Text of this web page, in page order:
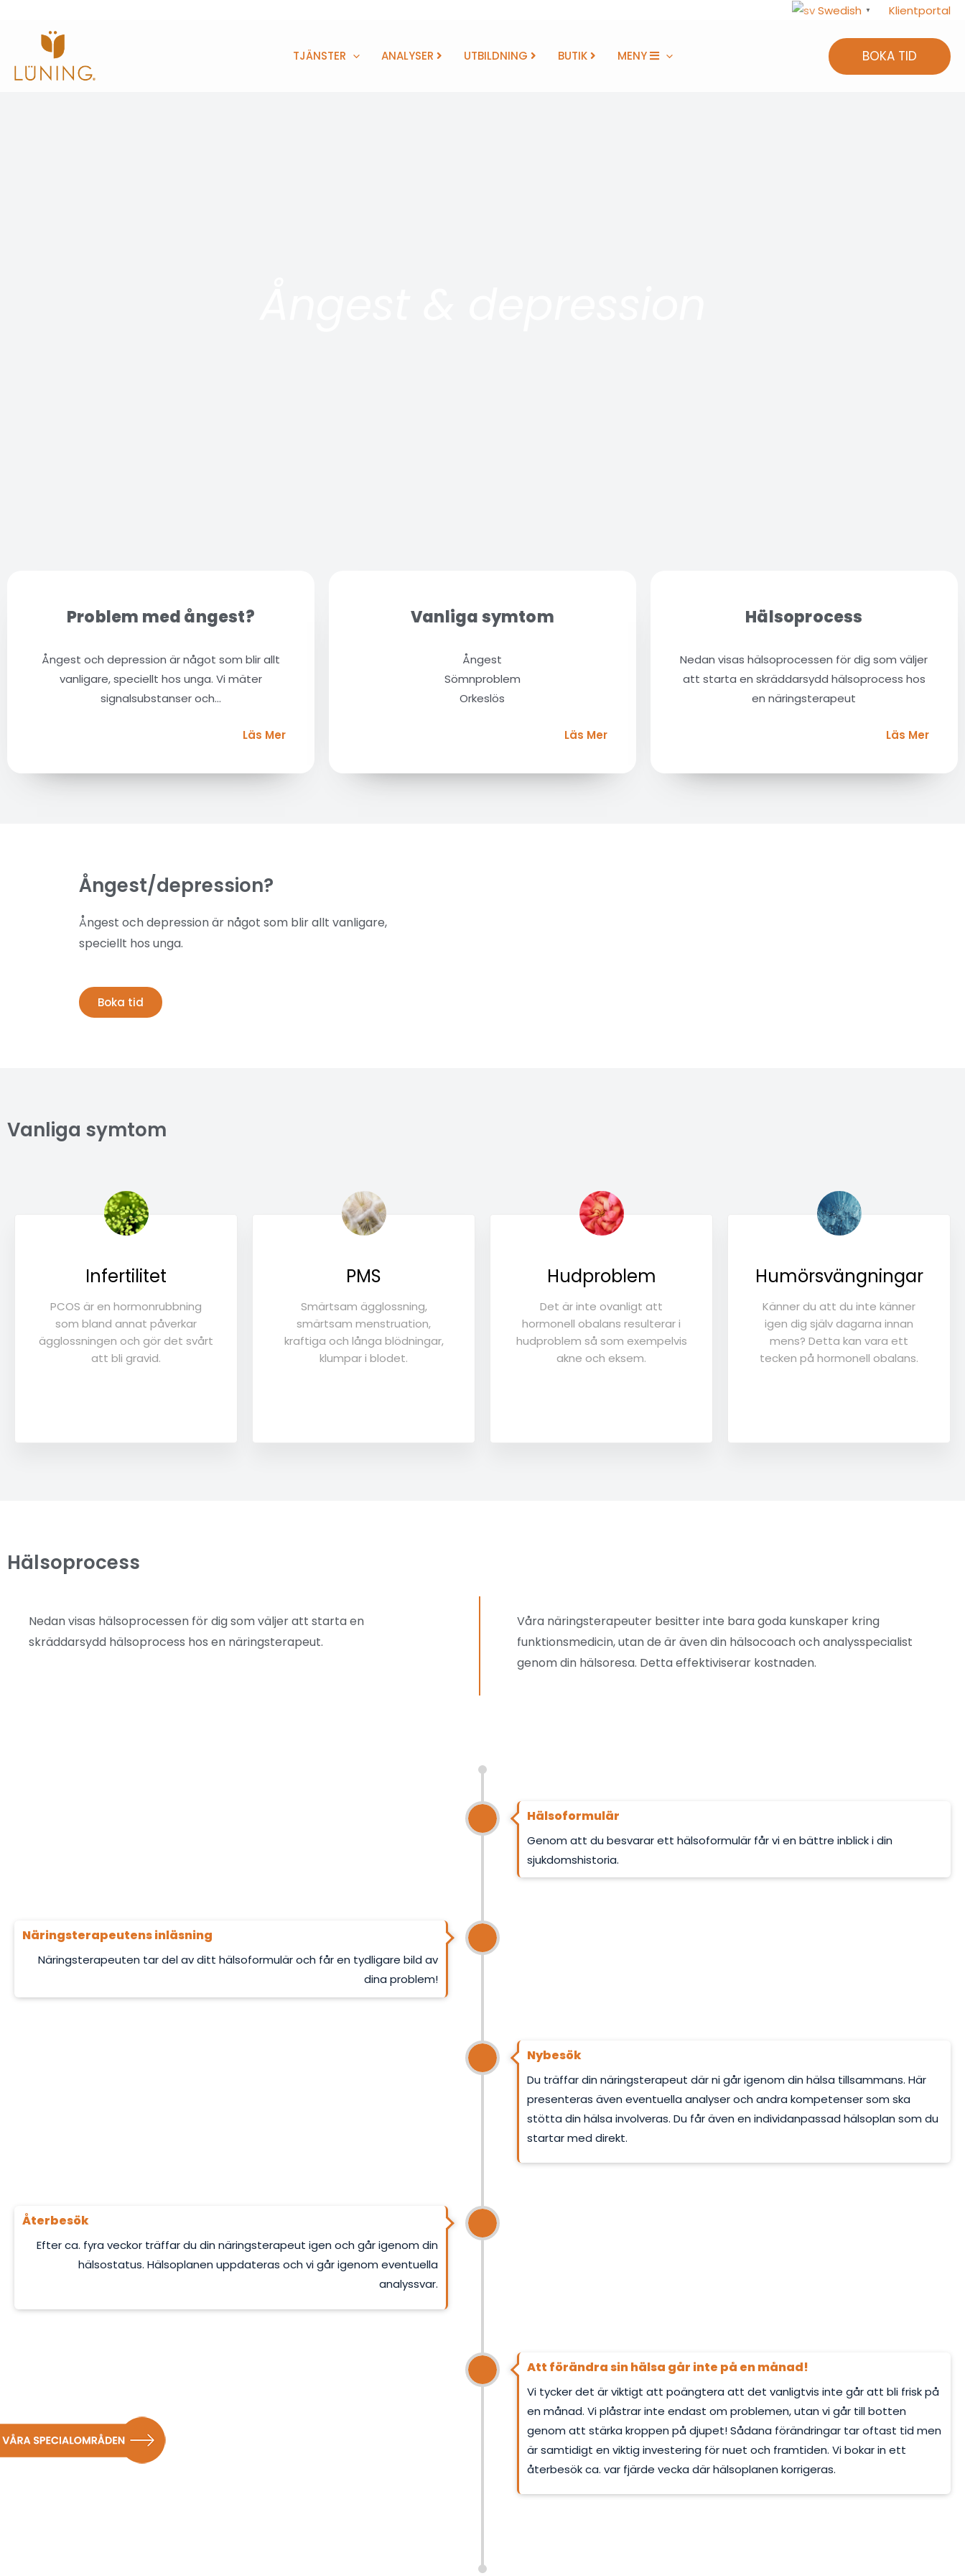
Swedish ▼ Klientportal
TJÄNSTER ANALYSER UTBILDNING BUTIK MENY BOKA TID
Problem med ångest?
Ångest och depression är något som blir allt
vanligare, speciellt hos unga. Vi mäter
signalsubstanser och...
Läs Mer
Vanliga symtom
Ångest
Sömnproblem
Orkeslös
Läs Mer
Hälsoprocess
Nedan visas hälsoprocessen för dig som väljer
att starta en skräddarsydd hälsoprocess hos
en näringsterapeut
Läs Mer
Ångest/depression?
Ångest och depression är något som blir allt vanligare,
speciellt hos unga.
Boka tid
Vanliga symtom
Infertilitet
PCOS är en hormonrubbning
som bland annat påverkar
ägglossningen och gör det svårt
att bli gravid.
PMS
Smärtsam ägglossning,
smärtsam menstruation,
kraftiga och långa blödningar,
klumpar i blodet.
Hudproblem
Det är inte ovanligt att
hormonell obalans resulterar i
hudproblem så som exempelvis
akne och eksem.
Humörsvängningar
Känner du att du inte känner
igen dig själv dagarna innan
mens? Detta kan vara ett
tecken på hormonell obalans.
Hälsoprocess
Nedan visas hälsoprocessen för dig som väljer att starta en
skräddarsydd hälsoprocess hos en näringsterapeut.
Våra näringsterapeuter besitter inte bara goda kunskaper kring
funktionsmedicin, utan de är även din hälsocoach och analysspecialist
genom din hälsoresa. Detta effektiviserar kostnaden.
Hälsoformulär
Genom att du besvarar ett hälsoformulär får vi en bättre inblick i din
sjukdomshistoria.
Näringsterapeutens inläsning
Näringsterapeuten tar del av ditt hälsoformulär och får en tydligare bild av
dina problem!
Nybesök
Du träffar din näringsterapeut där ni går igenom din hälsa tillsammans. Här
presenteras även eventuella analyser och andra kompetenser som ska
stötta din hälsa involveras. Du får även en individanpassad hälsoplan som du
startar med direkt.
Återbesök
Efter ca. fyra veckor träffar du din näringsterapeut igen och går igenom din
hälsostatus. Hälsoplanen uppdateras och vi går igenom eventuella
analyssvar.
Att förändra sin hälsa går inte på en månad!
Vi tycker det är viktigt att poängtera att det vanligtvis inte går att bli frisk på
en månad. Vi plåstrar inte endast om problemen, utan vi går till botten
genom att stärka kroppen på djupet! Sådana förändringar tar oftast tid men
är samtidigt en viktig investering för nuet och framtiden. Vi bokar in ett
återbesök ca. var fjärde vecka där hälsoplanen korrigeras.